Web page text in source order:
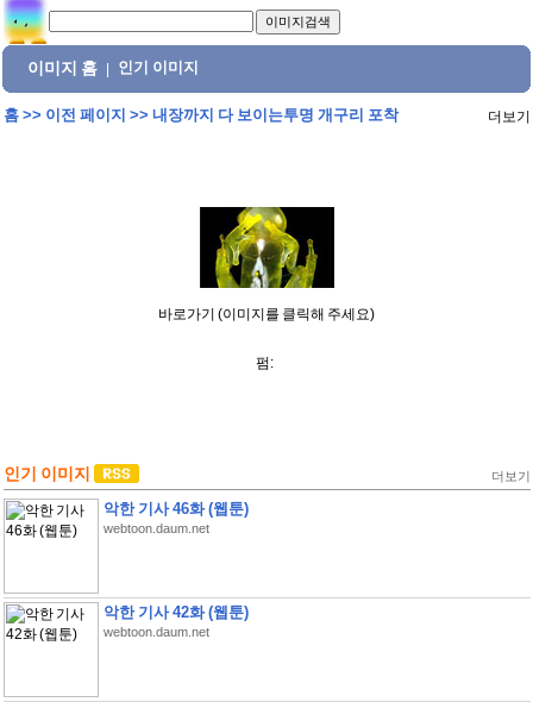
이미지 홈 인기 이미지
홈>> 이전 페이지 >> 내장까지 다 보이는투명 개구리 포착 더보기
바로가기 (이미지를 클릭해 주세요)
펌:
인기 이미지 더보기
악한 기사 46화 (웹툰)
webtoon.daum.net
악한 기사 42화 (웹툰)
webtoon.daum.net